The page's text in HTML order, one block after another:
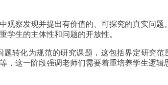
观察发现并提出有价值的、可探究的真实问
学生的主体性和问题的开放性。
转化为规范的研究课题，这包括界定研究
这一阶段强调老师们需要着重培养学生逻辑